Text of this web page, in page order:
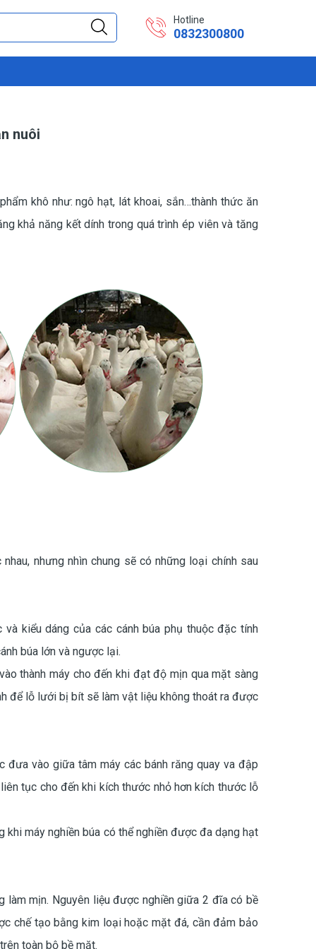
Hotline
0832300800
nuôi
khô như: ngô hạt, lát khoai, sắn…thành thức ăn
khả năng kết dính trong quá trình ép viên và tăng
nhưng nhìn chung sẽ có những loại chính sau
kiểu dáng của các cánh búa phụ thuộc đặc tính
búa lớn và ngược lại.
thành máy cho đến khi đạt độ mịn qua mặt sàng
để lỗ lưới bị bít sẽ làm vật liệu không thoát ra được
vào giữa tâm máy các bánh răng quay va đập
tục cho đến khi kích thước nhỏ hơn kích thước lỗ
khi máy nghiền búa có thể nghiền được đa dạng hạt
làm mịn. Nguyên liệu được nghiền giữa 2 đĩa có bề
chế tạo bằng kim loại hoặc mặt đá, cần đảm bảo
toàn bộ bề mặt.